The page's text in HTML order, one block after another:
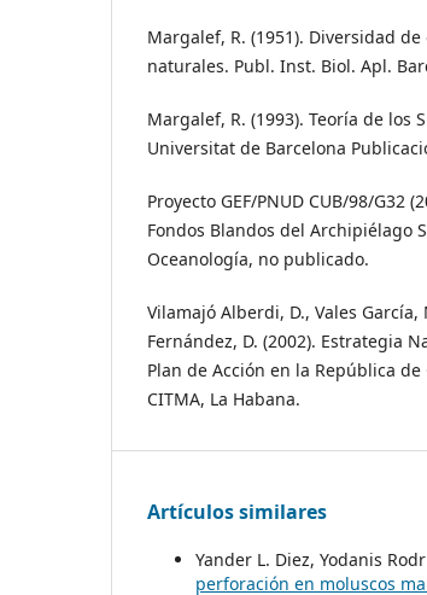
Margalef, R. (1951). Diversidad
naturales. Publ. Inst. Biol. Apl.
Margalef, R. (1993). Teoría de los
Universitat de Barcelona
Proyecto GEF/PNUD CUB/98/G32
Fondos Blandos del Archipiélago
Oceanología, no publicado.
Vilamajó Alberdi, D., Vales García,
Fernández, D. (2002). Estrategia
Plan de Acción en la República de
CITMA, La Habana.
Artículos similares
Yander L. Diez, Yodanis
perforación en moluscos